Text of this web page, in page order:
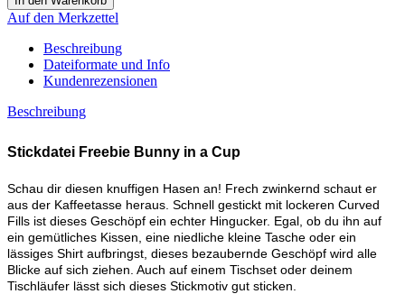
Auf den Merkzettel
Beschreibung
Dateiformate und Info
Kundenrezensionen
Beschreibung
Stickdatei Freebie Bunny in a Cup
Schau dir diesen knuffigen Hasen an! Frech zwinkernd schaut er
aus der Kaffeetasse heraus. Schnell gestickt mit lockeren Curved
Fills ist dieses Geschöpf ein echter Hingucker. Egal, ob du ihn auf
ein gemütliches Kissen, eine niedliche kleine Tasche oder ein
lässiges Shirt aufbringst, dieses bezaubernde Geschöpf wird alle
Blicke auf sich ziehen. Auch auf einem Tischset oder deinem
Tischläufer lässt sich dieses Stickmotiv gut sticken.